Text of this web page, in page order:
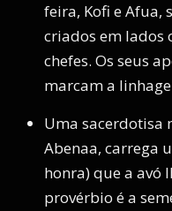
feira, Kofi e Afua,
criados em lados
chefes. Os seus
marcam a
Uma sacerdotisa
Abenaa, carrega
honra) que a avó
provérbio é a